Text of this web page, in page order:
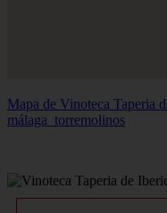
Mapa de Vinoteca Taperia
málaga_torremolinos